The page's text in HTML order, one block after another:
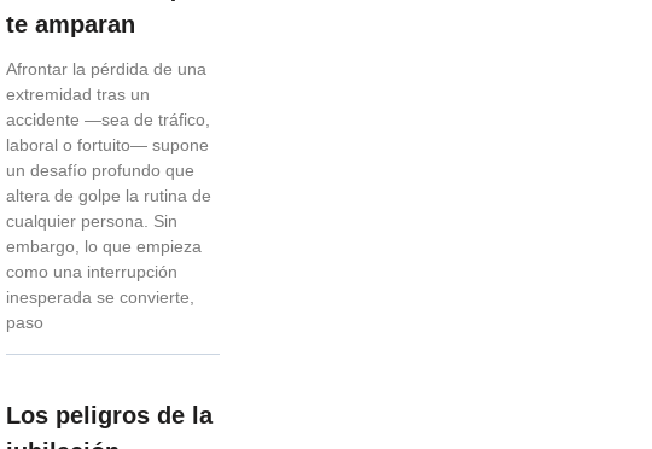
te amparan
Afrontar la pérdida de una
extremidad tras un
accidente —sea de tráfico,
laboral o fortuito— supone
un desafío profundo que
altera de golpe la rutina de
cualquier persona. Sin
embargo, lo que empieza
como una interrupción
inesperada se convierte,
paso
Los peligros de la